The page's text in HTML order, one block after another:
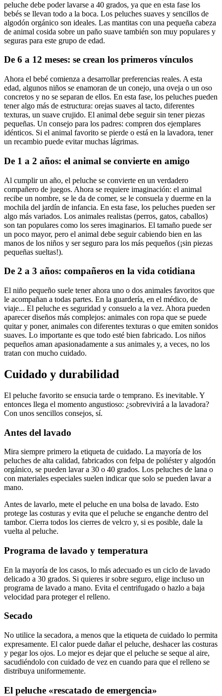
peluche debe poder lavarse a 40 grados, ya que en esta fase los
bebés se llevan todo a la boca. Los peluches suaves y sencillos de
algodón orgánico son ideales. Las mantitas con una pequeña cabeza
de animal cosida sobre un paño suave también son muy populares y
seguras para este grupo de edad.
De 6 a 12 meses: se crean los primeros vínculos
Ahora el bebé comienza a desarrollar preferencias reales. A esta
edad, algunos niños se enamoran de un conejo, una oveja o un oso
concretos y no se separan de ellos. En esta fase, los peluches pueden
tener algo más de estructura: orejas suaves al tacto, diferentes
texturas, un suave crujido. El animal debe seguir sin tener piezas
pequeñas. Un consejo para los padres: compren dos ejemplares
idénticos. Si el animal favorito se pierde o está en la lavadora, tener
un recambio puede evitar muchas lágrimas.
De 1 a 2 años: el animal se convierte en amigo
Al cumplir un año, el peluche se convierte en un verdadero
compañero de juegos. Ahora se requiere imaginación: el animal
recibe un nombre, se le da de comer, se le consuela y duerme en la
mochila del jardín de infancia. En esta fase, los peluches pueden ser
algo más variados. Los animales realistas (perros, gatos, caballos)
son tan populares como los seres imaginarios. El tamaño puede ser
un poco mayor, pero el animal debe seguir cabiendo bien en las
manos de los niños y ser seguro para los más pequeños (¡sin piezas
pequeñas sueltas!).
De 2 a 3 años: compañeros en la vida cotidiana
El niño pequeño suele tener ahora uno o dos animales favoritos que
le acompañan a todas partes. En la guardería, en el médico, de
viaje... El peluche es seguridad y consuelo a la vez. Ahora pueden
aparecer diseños más complejos: animales con ropa que se puede
quitar y poner, animales con diferentes texturas o que emiten sonidos
suaves. Lo importante es que todo esté bien fabricado. Los niños
pequeños aman apasionadamente a sus animales y, a veces, no los
tratan con mucho cuidado.
Cuidado y durabilidad
El peluche favorito se ensucia tarde o temprano. Es inevitable. Y
entonces llega el momento angustioso: ¿sobrevivirá a la lavadora?
Con unos sencillos consejos, sí.
Antes del lavado
Mira siempre primero la etiqueta de cuidado. La mayoría de los
peluches de alta calidad, fabricados con felpa de poliéster y algodón
orgánico, se pueden lavar a 30 o 40 grados. Los peluches de lana o
con materiales especiales suelen indicar que solo se pueden lavar a
mano.
Antes de lavarlo, mete el peluche en una bolsa de lavado. Esto
protege las costuras y evita que el peluche se enganche dentro del
tambor. Cierra todos los cierres de velcro y, si es posible, dale la
vuelta al peluche.
Programa de lavado y temperatura
En la mayoría de los casos, lo más adecuado es un ciclo de lavado
delicado a 30 grados. Si quieres ir sobre seguro, elige incluso un
programa de lavado a mano. Evita el centrifugado o hazlo a baja
velocidad para proteger el relleno.
Secado
No utilice la secadora, a menos que la etiqueta de cuidado lo permita
expresamente. El calor puede dañar el peluche, deshacer las costuras
y pegar los ojos. Lo mejor es dejar que el peluche se seque al aire,
sacudiéndolo con cuidado de vez en cuando para que el relleno se
distribuya uniformemente.
El peluche «rescatado de emergencia»